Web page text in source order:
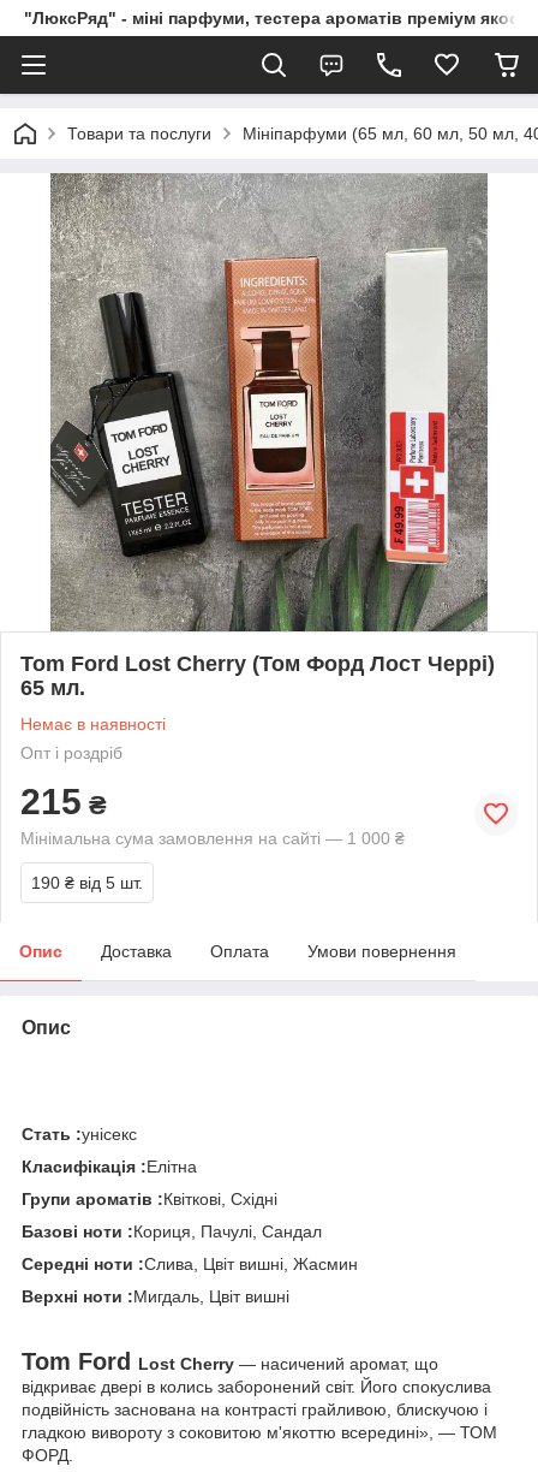
"ЛюксРяд" - міні парфуми, тестера ароматів преміум
Товари та послуги Мініпарфуми (65 мл, 60 мл, 50 мл,
Tom Ford Lost Cherry (Том Форд Лост Черрі)
65 мл.
Немає в наявності
Опт і роздріб
215 ₴
Мінімальна сума замовлення на сайті — 1 000 ₴
190 ₴ від 5 шт.
Опис Доставка Оплата Умови повернення
Опис
Стать :унісекс
Класифікація :Елітна
Групи ароматів :Квіткові, Східні
Базові ноти :Кориця, Пачулі, Сандал
Середні ноти :Слива, Цвіт вишні, Жасмин
Верхні ноти :Мигдаль, Цвіт вишні
Tom Ford Lost Cherry — насичений аромат, що
відкриває двері в колись заборонений світ. Його спокуслива
подвійність заснована на контрасті грайливою, блискучою і
гладкою вивороту з соковитою м'якоттю всередині», — ТОМ
ФОРД.